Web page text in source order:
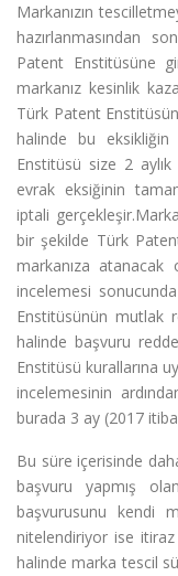
Markanızın
hazırlanmasından
Patent Enstitüsüne
markanız kesinlik
Türk Patent
halinde bu
Enstitüsü size 2
evrak eksiğinin
iptali
bir şekilde Türk
markanıza atanacak
incelemesi
Enstitüsünün mutlak
halinde başvuru
Enstitüsü kurallarına
incelemesinin
burada 3 ay (2017
Bu süre içerisinde
başvuru yapmış
başvurusunu kendi
nitelendiriyor ise
halinde marka tescil